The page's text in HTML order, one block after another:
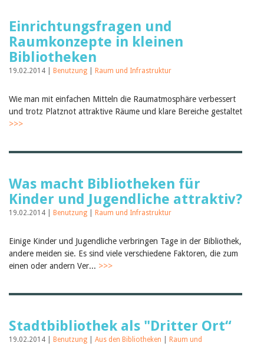
Rezensionen
Schweizer Literatur
Alle Tags
Autoren
Julie Greub
Ursula Strahm
Sandra Dettwyler
Felicitas Isler
Nicole Rothen
Manuela Nyffeler-Lanker
Alle Autoren
Juli 2026
Juni 2026
März 2026
Juni 2025
März 2025
Februar 2025
Einrichtungsfragen und
Raumkonzepte in kleinen
Bibliotheken
19.02.2014 | Benutzung Raum und Infrastruktur
Wie man mit einfachen Mitteln die Raumatmosphäre verbessert
und trotz Platznot attraktive Räume und klare Bereiche gestaltet
>>>
Was macht Bibliotheken für
Kinder und Jugendliche attraktiv?
19.02.2014 | Benutzung Raum und Infrastruktur
Einige Kinder und Jugendliche verbringen Tage in der Bibliothek,
andere meiden sie. Es sind viele verschiedene Faktoren, die zum
einen oder andern Ver... >>>
Stadtbibliothek als "Dritter Ort“
19.02.2014 | Benutzung Aus den Bibliotheken
Raum und